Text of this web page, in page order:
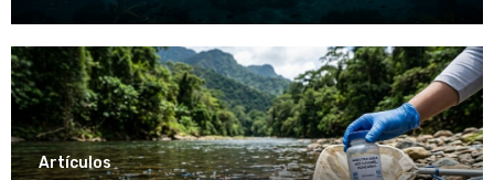
Artículos